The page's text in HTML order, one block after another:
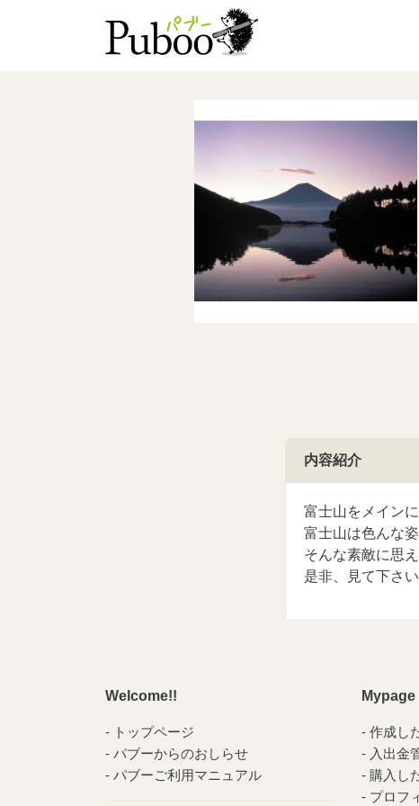
内容紹介
富士山をメインに
富士山は色んな
そんな素敵に思
是非、見て下さい
Welcome!!
トップページ
パブーからのおしらせ
パブーご利用マニュアル
Mypage
作成し
入出金
購入し
プロフ